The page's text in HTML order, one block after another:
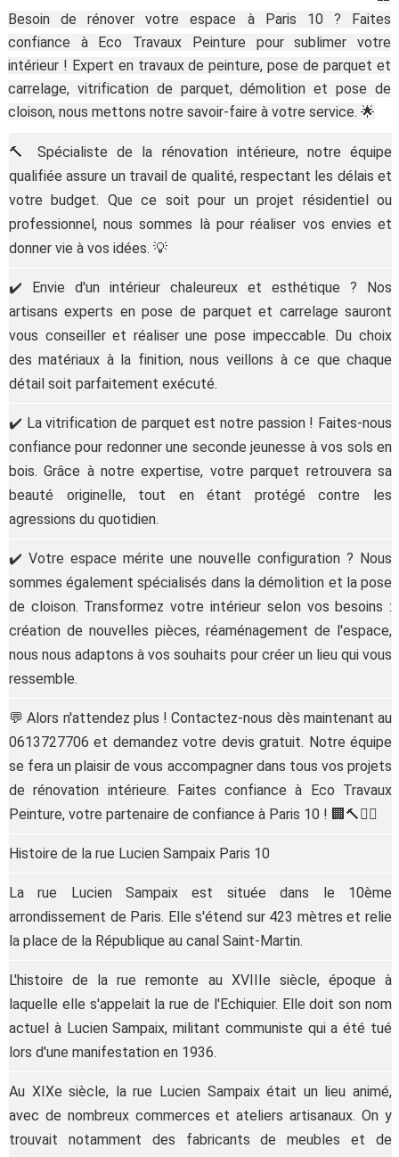
Besoin de rénover votre espace à Paris 10 ? Faites
confiance à Eco Travaux Peinture pour sublimer votre
intérieur ! Expert en travaux de peinture, pose de parquet et
carrelage, vitrification de parquet, démolition et pose de
cloison, nous mettons notre savoir-faire à votre service. 🌟
🔨 Spécialiste de la rénovation intérieure, notre équipe
qualifiée assure un travail de qualité, respectant les délais et
votre budget. Que ce soit pour un projet résidentiel ou
professionnel, nous sommes là pour réaliser vos envies et
donner vie à vos idées. 💡
✔️ Envie d'un intérieur chaleureux et esthétique ? Nos
artisans experts en pose de parquet et carrelage sauront
vous conseiller et réaliser une pose impeccable. Du choix
des matériaux à la finition, nous veillons à ce que chaque
détail soit parfaitement exécuté.
✔️ La vitrification de parquet est notre passion ! Faites-nous
confiance pour redonner une seconde jeunesse à vos sols en
bois. Grâce à notre expertise, votre parquet retrouvera sa
beauté originelle, tout en étant protégé contre les
agressions du quotidien.
✔️ Votre espace mérite une nouvelle configuration ? Nous
sommes également spécialisés dans la démolition et la pose
de cloison. Transformez votre intérieur selon vos besoins :
création de nouvelles pièces, réaménagement de l'espace,
nous nous adaptons à vos souhaits pour créer un lieu qui vous
ressemble.
💬 Alors n'attendez plus ! Contactez-nous dès maintenant au
0613727706 et demandez votre devis gratuit. Notre équipe
se fera un plaisir de vous accompagner dans tous vos projets
de rénovation intérieure. Faites confiance à Eco Travaux
Peinture, votre partenaire de confiance à Paris 10 ! 🏢🔨👷‍♀️
Histoire de la rue Lucien Sampaix Paris 10
La rue Lucien Sampaix est située dans le 10ème
arrondissement de Paris. Elle s'étend sur 423 mètres et relie
la place de la République au canal Saint-Martin.
L'histoire de la rue remonte au XVIIIe siècle, époque à
laquelle elle s'appelait la rue de l'Echiquier. Elle doit son nom
actuel à Lucien Sampaix, militant communiste qui a été tué
lors d'une manifestation en 1936.
Au XIXe siècle, la rue Lucien Sampaix était un lieu animé,
avec de nombreux commerces et ateliers artisanaux. On y
trouvait notamment des fabricants de meubles et de